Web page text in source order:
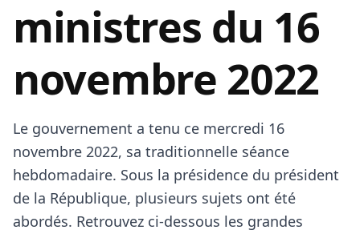
ministres du 16
novembre 2022
Le gouvernement a tenu ce mercredi 16
novembre 2022, sa traditionnelle séance
hebdomadaire. Sous la présidence du président
de la République, plusieurs sujets ont été
abordés. Retrouvez ci-dessous les grandes